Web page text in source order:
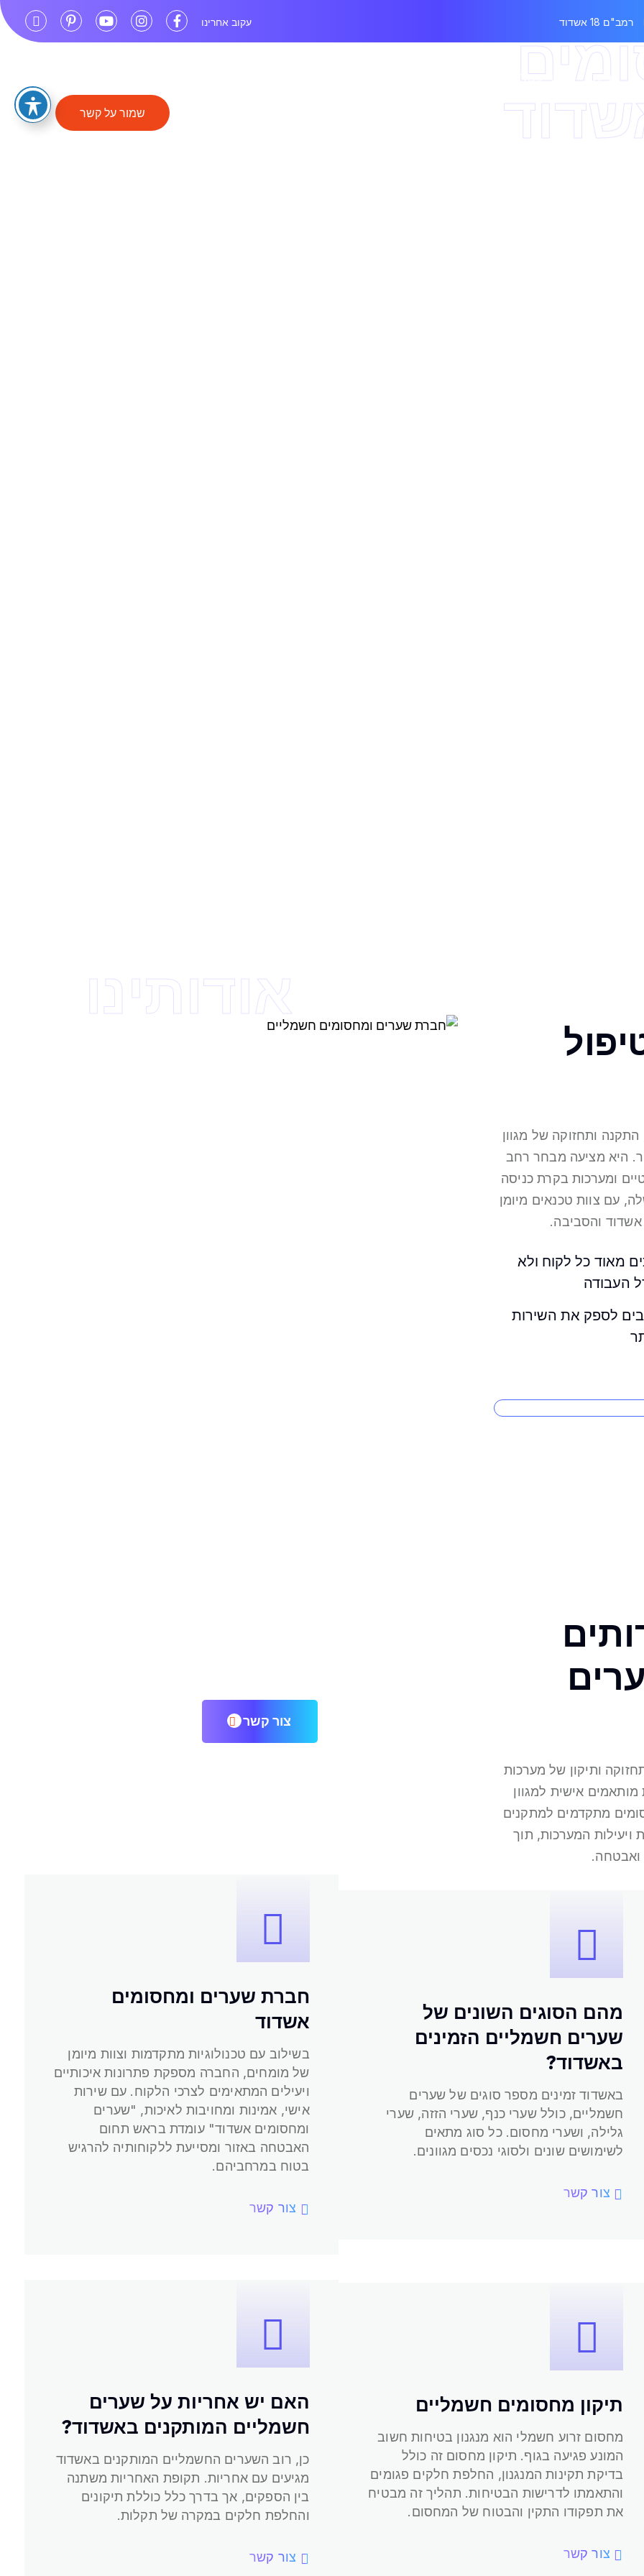
רמב"ם 18 אשדוד עקוב אחרינו
בית צור קשר
שמור על קשר
אודותינו
ותחזוקה של מגוון
היא מציעה מבחר רחב
ומערכות בקרת כניסה
עם צוות טכנאים מיומן
אשדוד והסביבה.
מאוד כל לקוח ולא
העבודה
לספק את השירות
ותיקון של מערכות
אישית למגוון
מתקדמים למתקנים
ויעילות המערכות, תוך
ואבטחה.
צור קשר
מהם הסוגים השונים של
שערים חשמליים הזמינים
באשדוד?
באשדוד זמינים מספר סוגים של שערים
חשמליים, כולל שערי כנף, שערי הזזה, שערי
גלילה, ושערי מחסום. כל סוג מתאים
לשימושים שונים ולסוגי נכסים מגוונים.
צור קשר
חברת שערים ומחסומים
אשדוד
בשילוב עם טכנולוגיות מתקדמות וצוות מיומן
של מומחים, החברה מספקת פתרונות איכותיים
ויעילים המתאימים לצרכי הלקוח. עם שירות
אישי, אמינות ומחויבות לאיכות, "שערים
ומחסומים אשדוד" עומדת בראש תחום
האבטחה באזור ומסייעת ללקוחותיה להרגיש
בטוח במרחביהם.
צור קשר
תיקון מחסומים חשמליים
מחסום זרוע חשמלי הוא מנגנון בטיחות חשוב
המונע פגיעה בגוף. תיקון מחסום זה כולל
בדיקת תקינות המנגנון, החלפת חלקים פגומים
והתאמתו לדרישות הבטיחות. תהליך זה מבטיח
את תפקודו התקין והבטוח של המחסום.
צור קשר
האם יש אחריות על שערים
חשמליים המותקנים באשדוד?
כן, רוב השערים החשמליים המותקנים באשדוד
מגיעים עם אחריות. תקופת האחריות משתנה
בין הספקים, אך בדרך כלל כוללת תיקונים
והחלפת חלקים במקרה של תקלות.
צור קשר